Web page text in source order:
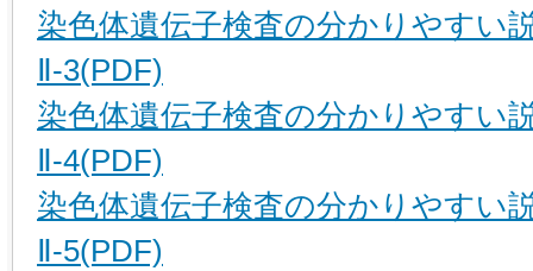
染色体遺伝子検査の分かりやすい
Ⅱ-3(PDF)
染色体遺伝子検査の分かりやすい
Ⅱ-4(PDF)
染色体遺伝子検査の分かりやすい
Ⅱ-5(PDF)